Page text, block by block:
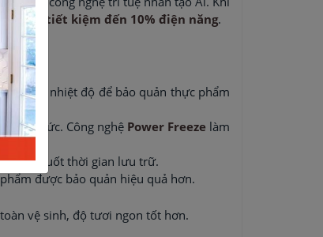
giúp
tiết kiệm đến 10% điện năng.
đổi nhiệt độ để bảo quản thực phẩm
lập tức. Công nghệ Power Freeze làm
trong suốt thời gian lưu trữ.
được bảo quản hiệu quả hơn.
vệ sinh, độ tươi ngon tốt hơn.